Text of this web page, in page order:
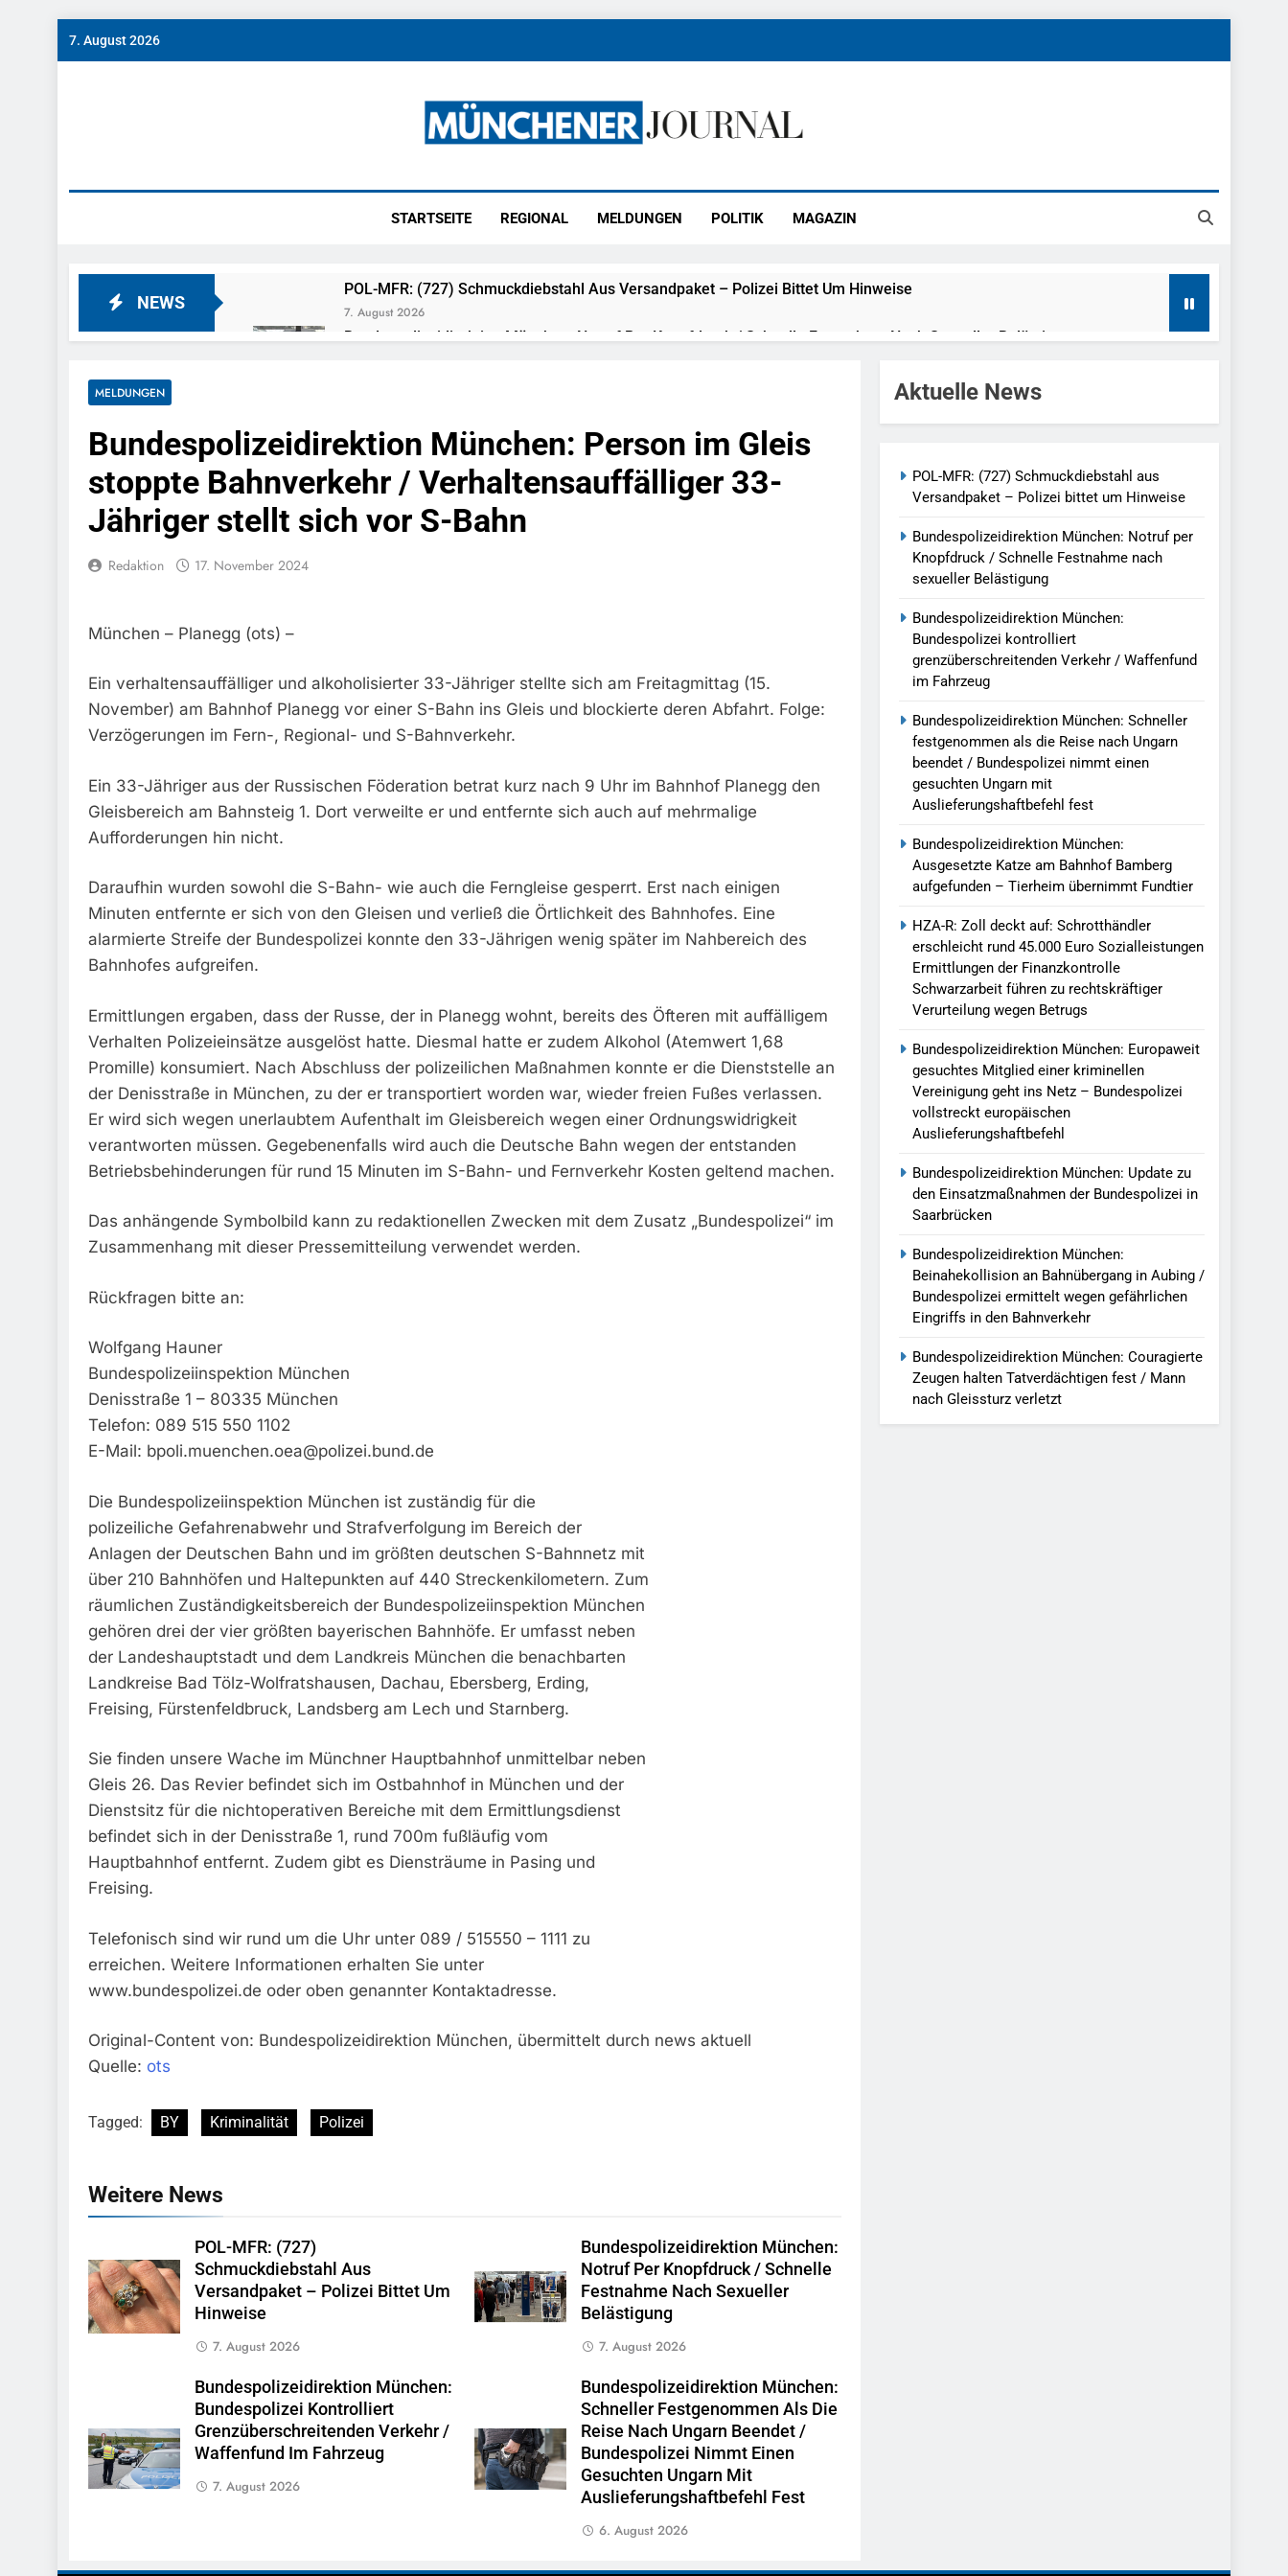
7. August 2026
STARTSEITE REGIONAL MELDUNGEN POLITIK MAGAZIN
NEWS
POL-MFR: (727) Schmuckdiebstahl Aus Versandpaket – Polizei Bittet Um Hinweise
7. August 2026
Bundespolizeidirektion München: Notruf Per Knopfdruck / Schnelle Festnahme Nach Sexueller Belästigung
Bundespolizeidirektion München: Bundespolizei Kontrolliert Grenzüberschreitenden Verkehr / Waffenfund Im
7. August 2026
Bundespolizeidirektion München: Schneller Festgenommen Als Die Reise Nach Ungarn Beendet / Bundespolizei Nimmt
Einen Gesuchten Ungarn Mit Auslieferungshaftbefehl Fest
6. August 2026
Bundespolizeidirektion München: Ausgesetzte Katze Am Bahnhof Bamberg Aufgefunden – Tierheim Übernimmt
Fundtier
HZA-R: Zoll Deckt Auf: Schrotthändler Erschleicht Rund 45.000 Euro Sozialleistungen Ermittlungen Der Finanzkontrolle
Bundespolizeidirektion München: Europaweit Gesuchtes Mitglied Einer Kriminellen Vereinigung Geht Ins Netz –
6. August 2026
Bundespolizeidirektion München: Update Zu Den Einsatzmaßnahmen Der Bundespolizei In Saarbrücken
5. August 2026
Bundespolizeidirektion München: Beinahekollision An Bahnübergang In Aubing / Bundespolizei Ermittelt Wegen
5. August 2026
Bundespolizeidirektion München: Couragierte Zeugen Halten Tatverdächtigen Fest / Mann Nach Gleissturz Verletzt
MELDUNGEN
Bundespolizeidirektion München: Person im Gleis
stoppte Bahnverkehr / Verhaltensauffälliger 33-
Jähriger stellt sich vor S-Bahn
Redaktion 17. November 2024
München – Planegg (ots) –
Ein verhaltensauffälliger und alkoholisierter 33-Jähriger stellte sich am Freitagmittag (15.
November) am Bahnhof Planegg vor einer S-Bahn ins Gleis und blockierte deren Abfahrt. Folge:
Verzögerungen im Fern-, Regional- und S-Bahnverkehr.
Ein 33-Jähriger aus der Russischen Föderation betrat kurz nach 9 Uhr im Bahnhof Planegg den
Gleisbereich am Bahnsteig 1. Dort verweilte er und entfernte sich auch auf mehrmalige
Aufforderungen hin nicht.
Daraufhin wurden sowohl die S-Bahn- wie auch die Ferngleise gesperrt. Erst nach einigen
Minuten entfernte er sich von den Gleisen und verließ die Örtlichkeit des Bahnhofes. Eine
alarmierte Streife der Bundespolizei konnte den 33-Jährigen wenig später im Nahbereich des
Bahnhofes aufgreifen.
Ermittlungen ergaben, dass der Russe, der in Planegg wohnt, bereits des Öfteren mit auffälligem
Verhalten Polizeieinsätze ausgelöst hatte. Diesmal hatte er zudem Alkohol (Atemwert 1,68
Promille) konsumiert. Nach Abschluss der polizeilichen Maßnahmen konnte er die Dienststelle an
der Denisstraße in München, zu der er transportiert worden war, wieder freien Fußes verlassen.
Er wird sich wegen unerlaubtem Aufenthalt im Gleisbereich wegen einer Ordnungswidrigkeit
verantworten müssen. Gegebenenfalls wird auch die Deutsche Bahn wegen der entstanden
Betriebsbehinderungen für rund 15 Minuten im S-Bahn- und Fernverkehr Kosten geltend machen.
Das anhängende Symbolbild kann zu redaktionellen Zwecken mit dem Zusatz „Bundespolizei“ im
Zusammenhang mit dieser Pressemitteilung verwendet werden.
Rückfragen bitte an:
Wolfgang Hauner
Bundespolizeiinspektion München
Denisstraße 1 – 80335 München
Telefon: 089 515 550 1102
E-Mail: bpoli.muenchen.oea@polizei.bund.de
Die Bundespolizeiinspektion München ist zuständig für die
polizeiliche Gefahrenabwehr und Strafverfolgung im Bereich der
Anlagen der Deutschen Bahn und im größten deutschen S-Bahnnetz mit
über 210 Bahnhöfen und Haltepunkten auf 440 Streckenkilometern. Zum
räumlichen Zuständigkeitsbereich der Bundespolizeiinspektion München
gehören drei der vier größten bayerischen Bahnhöfe. Er umfasst neben
der Landeshauptstadt und dem Landkreis München die benachbarten
Landkreise Bad Tölz-Wolfratshausen, Dachau, Ebersberg, Erding,
Freising, Fürstenfeldbruck, Landsberg am Lech und Starnberg.
Sie finden unsere Wache im Münchner Hauptbahnhof unmittelbar neben
Gleis 26. Das Revier befindet sich im Ostbahnhof in München und der
Dienstsitz für die nichtoperativen Bereiche mit dem Ermittlungsdienst
befindet sich in der Denisstraße 1, rund 700m fußläufig vom
Hauptbahnhof entfernt. Zudem gibt es Diensträume in Pasing und
Freising.
Telefonisch sind wir rund um die Uhr unter 089 / 515550 – 1111 zu
erreichen. Weitere Informationen erhalten Sie unter
www.bundespolizei.de oder oben genannter Kontaktadresse.
Original-Content von: Bundespolizeidirektion München, übermittelt durch news aktuell
Quelle: ots
Tagged: BY Kriminalität Polizei
Weitere News
POL-MFR: (727)
Schmuckdiebstahl Aus
Versandpaket – Polizei Bittet Um
Hinweise
7. August 2026
Bundespolizeidirektion München:
Notruf Per Knopfdruck / Schnelle
Festnahme Nach Sexueller
Belästigung
7. August 2026
Bundespolizeidirektion München:
Bundespolizei Kontrolliert
Grenzüberschreitenden Verkehr /
Waffenfund Im Fahrzeug
7. August 2026
Bundespolizeidirektion München:
Schneller Festgenommen Als Die
Reise Nach Ungarn Beendet /
Bundespolizei Nimmt Einen
Gesuchten Ungarn Mit
Auslieferungshaftbefehl Fest
6. August 2026
Aktuelle News
POL-MFR: (727) Schmuckdiebstahl aus
Versandpaket – Polizei bittet um Hinweise
Bundespolizeidirektion München: Notruf per
Knopfdruck / Schnelle Festnahme nach
sexueller Belästigung
Bundespolizeidirektion München:
Bundespolizei kontrolliert
grenzüberschreitenden Verkehr / Waffenfund
im Fahrzeug
Bundespolizeidirektion München: Schneller
festgenommen als die Reise nach Ungarn
beendet / Bundespolizei nimmt einen
gesuchten Ungarn mit
Auslieferungshaftbefehl fest
Bundespolizeidirektion München:
Ausgesetzte Katze am Bahnhof Bamberg
aufgefunden – Tierheim übernimmt Fundtier
HZA-R: Zoll deckt auf: Schrotthändler
erschleicht rund 45.000 Euro Sozialleistungen
Ermittlungen der Finanzkontrolle
Schwarzarbeit führen zu rechtskräftiger
Verurteilung wegen Betrugs
Bundespolizeidirektion München: Europaweit
gesuchtes Mitglied einer kriminellen
Vereinigung geht ins Netz – Bundespolizei
vollstreckt europäischen
Auslieferungshaftbefehl
Bundespolizeidirektion München: Update zu
den Einsatzmaßnahmen der Bundespolizei in
Saarbrücken
Bundespolizeidirektion München:
Beinahekollision an Bahnübergang in Aubing /
Bundespolizei ermittelt wegen gefährlichen
Eingriffs in den Bahnverkehr
Bundespolizeidirektion München: Couragierte
Zeugen halten Tatverdächtigen fest / Mann
nach Gleissturz verletzt